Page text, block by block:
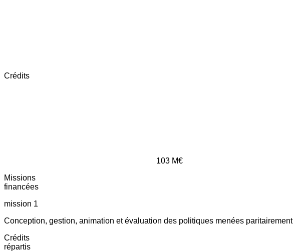
Crédits
103 M€
Missions
financées
mission 1
Conception, gestion, animation et évaluation des politiques menées paritairement
Crédits
répartis